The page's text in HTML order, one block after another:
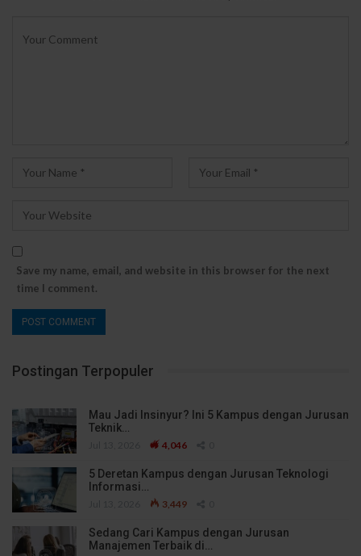
Save my name, email, and website in this browser for the next
time I comment.
Postingan Terpopuler
Mau Jadi Insinyur? Ini 5 Kampus dengan Jurusan
Teknik…
4,046
5 Deretan Kampus dengan Jurusan Teknologi
Informasi…
3,449
Sedang Cari Kampus dengan Jurusan
Manajemen Terbaik di…